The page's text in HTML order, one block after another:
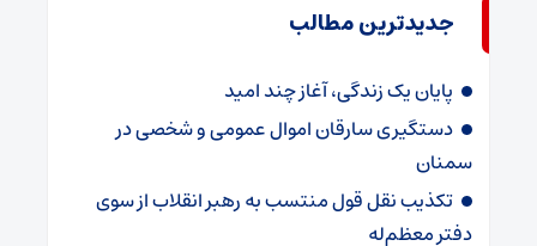
جدیدترین مطالب
پایان یک زندگی، آغاز چند امید
دستگیری سارقان اموال عمومی و شخصی در
سمنان
تکذیب نقل قول منتسب به رهبر انقلاب از سوی
دفتر معظم‌له